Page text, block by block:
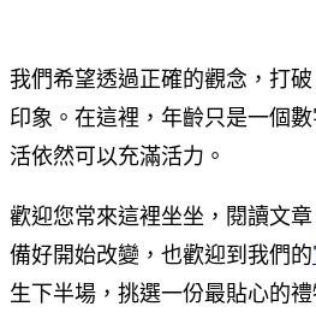
我們希望透過正確的觀念，打
印象。在這裡，年齡只是一個
活依然可以充滿活力。
歡迎您常來這裡坐坐，閱讀文
備好開始改變，也歡迎到我們的
生下半場，挑選一份最貼心的禮